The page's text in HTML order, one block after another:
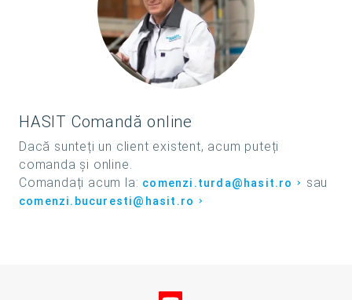
HASIT Comandă online
Dacă sunteți un client existent, acum puteți
comanda și online.
Comandați acum la: comenzi.turda@hasit.ro sau
comenzi.bucuresti@hasit.ro